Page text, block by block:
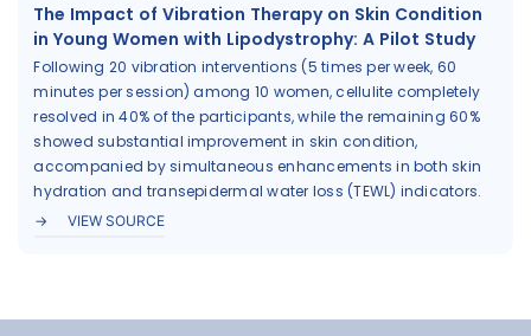
The Impact of Vibration Therapy on Skin Condition
in Young Women with Lipodystrophy: A Pilot Study
Following 20 vibration interventions (5 times per week, 60
minutes per session) among 10 women, cellulite completely
resolved in 40% of the participants, while the remaining 60%
showed substantial improvement in skin condition,
accompanied by simultaneous enhancements in both skin
hydration and transepidermal water loss (TEWL) indicators.
VIEW SOURCE